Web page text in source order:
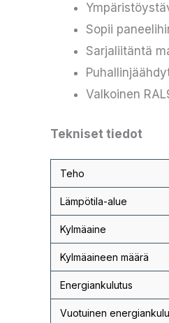
Sopii
Sarjaliitäntä
Valkoinen
Tekniset tiedot
Teho
Lämpötila-alue
Kylmäaine
Kylmäaineen määrä
Energiankulutus
Vuotuinen